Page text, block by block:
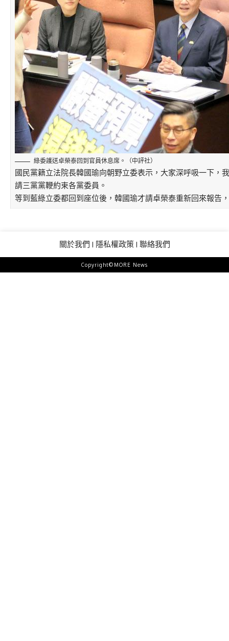
綠委護送卓榮泰回到官員休息席。（中評社）
國民黨籍立法院長韓國瑜向朝野立委表示，大家深呼吸一下，
請三黨黨鞭約束各黨委員。
等到藍綠立委都回到座位後，韓國瑜才請卓榮泰重新回來報告
關於我們 隱私權政策 聯絡我們
Copyright©MORE News